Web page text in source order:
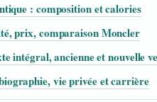
: composition et calories
prix, comparaison Moncler
intégral, ancienne et nouvelle
vie privée et carrière